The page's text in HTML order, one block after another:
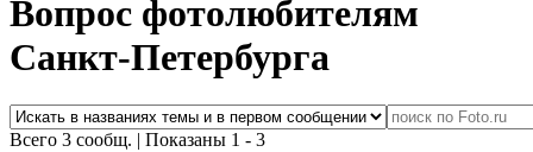
Вопрос фотолюбителям
Санкт-Петербурга
Всего 3 сообщ. | Показаны 1 - 3